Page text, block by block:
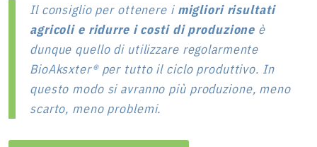
Il consiglio per ottenere imigliori risultati
agricoli e ridurre i costi di produzione è
dunque quello di utilizzare regolarmente
BioAksxter® per tutto il ciclo produttivo. In
questo modo si avranno più produzione, meno
scarto, meno problemi.